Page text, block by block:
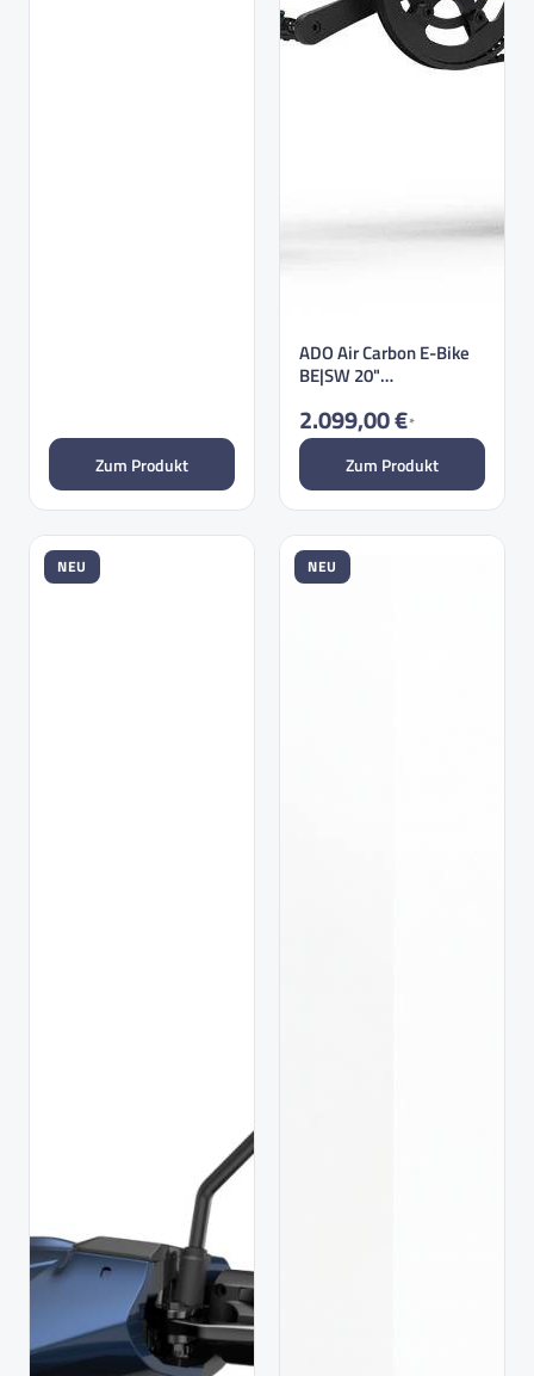
Zum Produkt
ADO Air Carbon E-Bike
BE|SW 20"
1…
2.099,00 €*
Zum Produkt
NEU NEU